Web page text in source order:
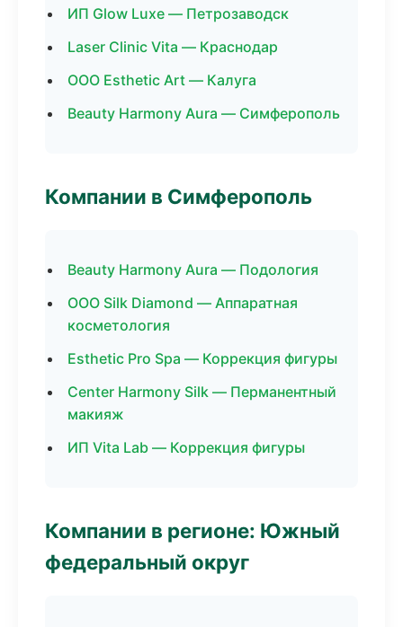
ИП Glow Luxe — Петрозаводск
Laser Clinic Vita — Краснодар
ООО Esthetic Art — Калуга
Beauty Harmony Aura — Симферополь
Компании в Симферополь
Beauty Harmony Aura — Подология
ООО Silk Diamond — Аппаратная
косметология
Esthetic Pro Spa — Коррекция фигуры
Center Harmony Silk — Перманентный
макияж
ИП Vita Lab — Коррекция фигуры
Компании в регионе: Южный
федеральный округ